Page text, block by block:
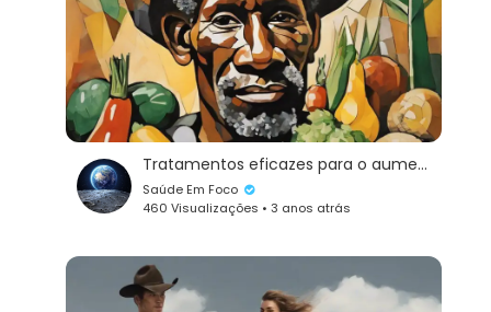
Tratamentos eficazes para o aumento da próstata: conheça as opções disponíveis
Saúde Em Foco
460 Visualizações • 3 anos atrás